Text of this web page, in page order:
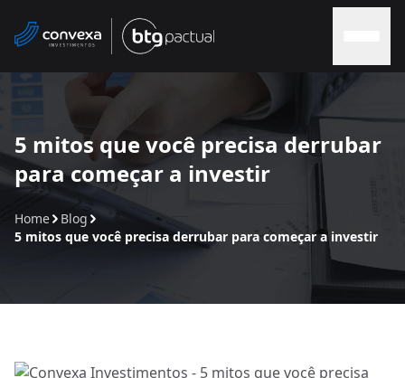
Home
Sobre nós
Soluções
5 mitos que você precisa derrubar
para começar a investir
Home
Blog
5 mitos que você precisa derrubar para começar a investir